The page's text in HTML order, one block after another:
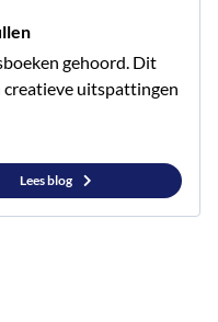
gehoord. Dit
creatieve uitspattingen
Lees blog